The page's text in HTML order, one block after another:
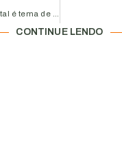
CONTINUE LENDO